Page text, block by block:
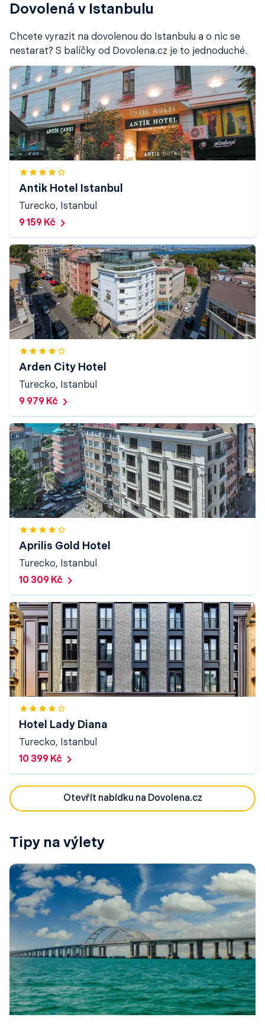
Pokud hledáte akční letenky do Istanbulu a chcete
nízkonákladová společnost operující rovněž přímé
spoje z několika evropských měst. Obě aerolinky
nabízejí spolehlivé spojení a pravidelné lety během
celého roku.
Mezi další dopravce, kteří zajišťují lety do Istanbulu,
patří takéLufthansa,Air France,KLM,British Airways
či Austrian Airlines. Zajímavou možností může být také
Wizz Air, který nabízí nízkonákladové spojení z řady
evropských měst.
Dovolená v Istanbulu
Chcete vyrazit na dovolenou do Istanbulu a o nic se
nestarat? S balíčky od Dovolena.cz je to jednoduché.
Antik Hotel Istanbul
Turecko, Istanbul
9 159 Kč
Arden City Hotel
Turecko, Istanbul
9 979 Kč
Aprilis Gold Hotel
Turecko, Istanbul
10 309 Kč
Hotel Lady Diana
Turecko, Istanbul
10 399 Kč
Otevřít nabídku na Dovolena.cz
Tipy na výlety